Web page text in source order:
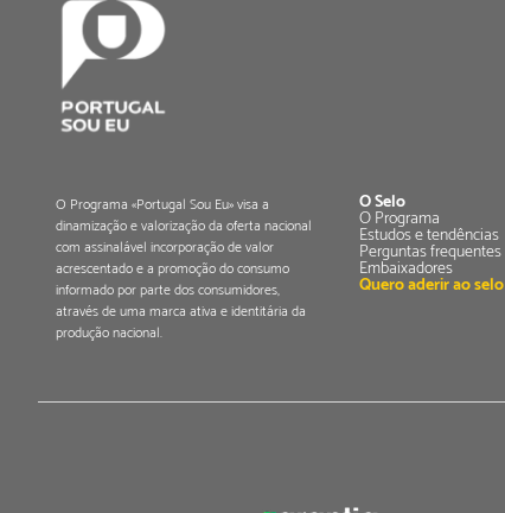
O Programa «Portugal Sou Eu» visa a
dinamização e valorização da oferta nacional
com assinalável incorporação de valor
acrescentado e a promoção do consumo
informado por parte dos consumidores,
através de uma marca ativa e identitária da
produção nacional.
O Selo
O Programa
Estudos e tendências
Perguntas frequentes
Embaixadores
Quero aderir ao selo